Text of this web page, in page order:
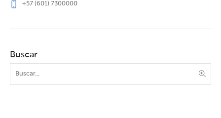
+57 (601) 7300000
Buscar